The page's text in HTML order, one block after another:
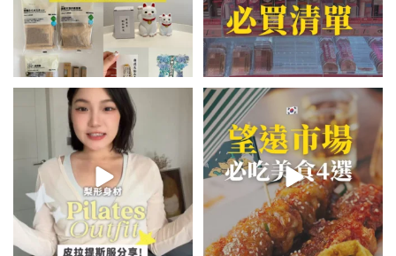
💭留言「美背」傳🔗給你！
🏷️#吉推韓國 🇰🇷
...
48 20
\🇰🇷韓國望遠市場4家必吃美食
😋/
💭留言「望遠市場」傳地址給你
342 59